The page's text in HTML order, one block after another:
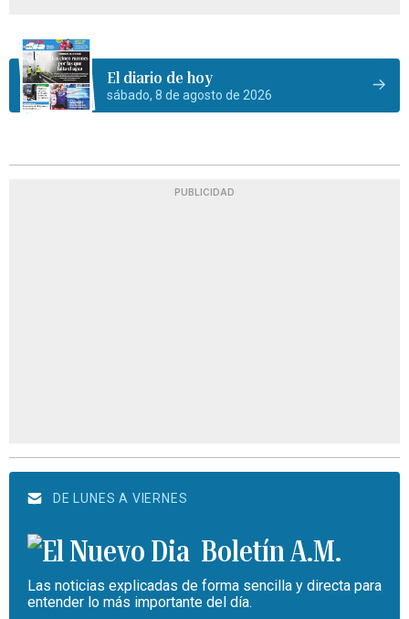
El diario de hoy
sábado, 8 de agosto de 2026
PUBLICIDAD
DE LUNES A VIERNES
Boletín A.M.
Las noticias explicadas de forma sencilla y directa para
entender lo más importante del día.